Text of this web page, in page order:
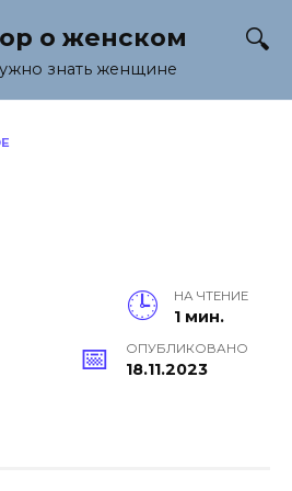
о женском
знать женщине
НА ЧТЕНИЕ
1 мин.
ОПУБЛИКОВАНО
18.11.2023